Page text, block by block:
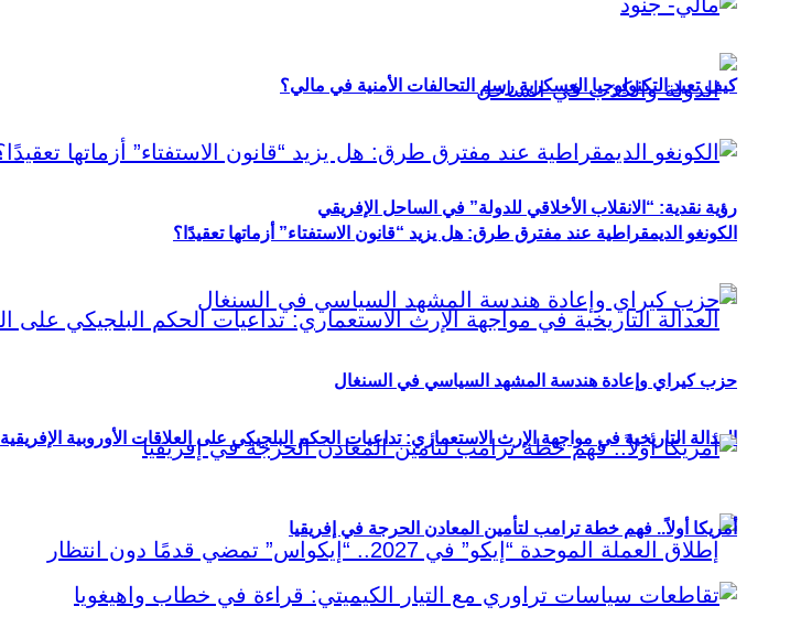
رؤية نقدية: “الانقلاب الأخلاقي للدولة” في الساحل الإفريقي
العدالة التاريخية في مواجهة الإرث الاستعماري: تداعيات الحكم البلجيكي على العلاقات الأوروبية الإفريقية
كيف تعيد التكنولوجيا العسكرية رسم التحالفات الأمنية في مالي؟
الكونغو الديمقراطية عند مفترق طرق: هل يزيد “قانون الاستفتاء” أزماتها تعقيدًا؟
حزب كيراي وإعادة هندسة المشهد السياسي في السنغال
أمريكا أولاً.. فهم خطة ترامب لتأمين المعادن الحرجة في إفريقيا